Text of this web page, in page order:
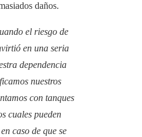
daños.
el riesgo de
en una seria
dependencia
nuestros
con tanques
cuales pueden
caso de que se